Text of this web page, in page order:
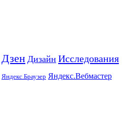
Дзен Дизайн Исследования
Яндекс.Браузер Яндекс.Вебмастер